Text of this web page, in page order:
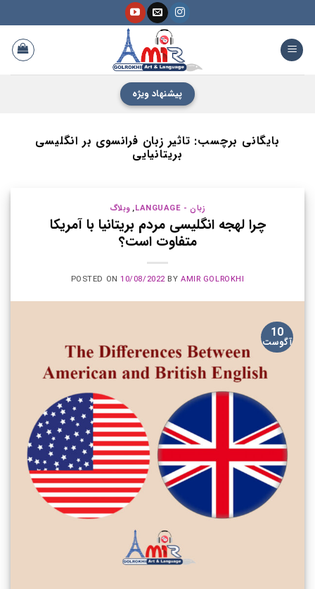
به
محتوا
پیشنهاد ویژه
بایگانی برچسب: تاثیر زبان فرانسوی بر انگلیسی
بریتانیایی
زبان - LANGUAGE ,وبلاگ
چرا لهجه انگلیسی مردم بریتانیا با آمریکا
متفاوت است؟
POSTED ON10/08/2022BYAMIR GOLROKHI
10
آگوست